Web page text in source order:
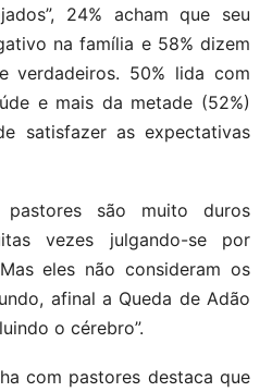
24% acham que seu
na família e 58% dizem
verdadeiros. 50% lida com
e mais da metade (52%)
satisfazer as expectativas
pastores são muito duros
vezes julgando-se por
eles não consideram os
afinal a Queda de Adão
o cérebro”.
com pastores destaca que